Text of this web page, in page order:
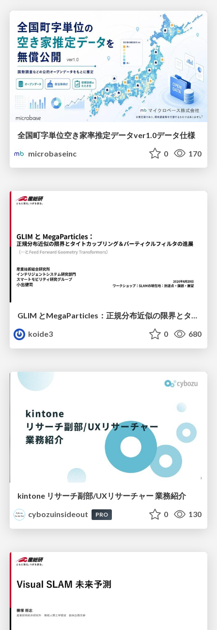
全国町字単位空き家率推定データver1.0データ仕様
microbaseinc
0 170
GLIM とMegaParticles：正規分布近似の限界とタイトカップリング＆パーティクルフィルタの進展 / GLIM and MegaParticles : Progress of the distribution representation in SLAM
koide3
0 680
kintone リサーチ副部/UXリサーチャー 業務紹介
cybozuinsideout
PRO 0 130